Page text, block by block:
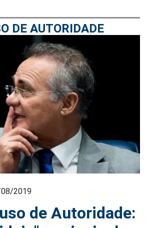
DE AUTORIDADE
2019
de Autoridade: